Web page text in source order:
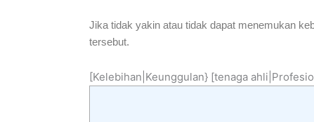
Jika tidak yakin atau tidak dapat menemukan
tersebut.
[Kelebihan|Keunggulan} [tenaga